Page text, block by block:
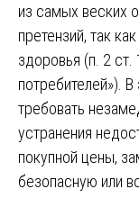
из самых веских
претензий, так
здоровья (п. 2
потребителей»).
требовать
устранения
покупной цены,
безопасную или